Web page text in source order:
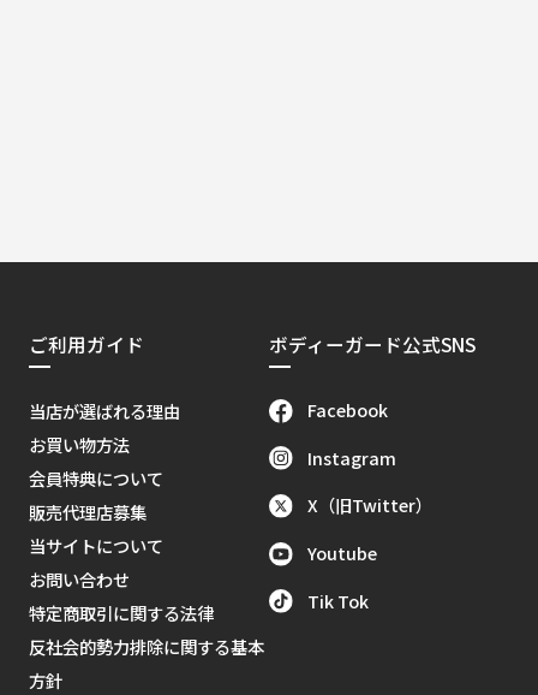
ご利用ガイド
当店が選ばれる理由
お買い物方法
会員特典について
販売代理店募集
当サイトについて
お問い合わせ
特定商取引に関する法律
反社会的勢力排除に関する基本
方針
ボディーガード公式SNS
Facebook
Instagram
X（旧Twitter）
Youtube
Tik Tok